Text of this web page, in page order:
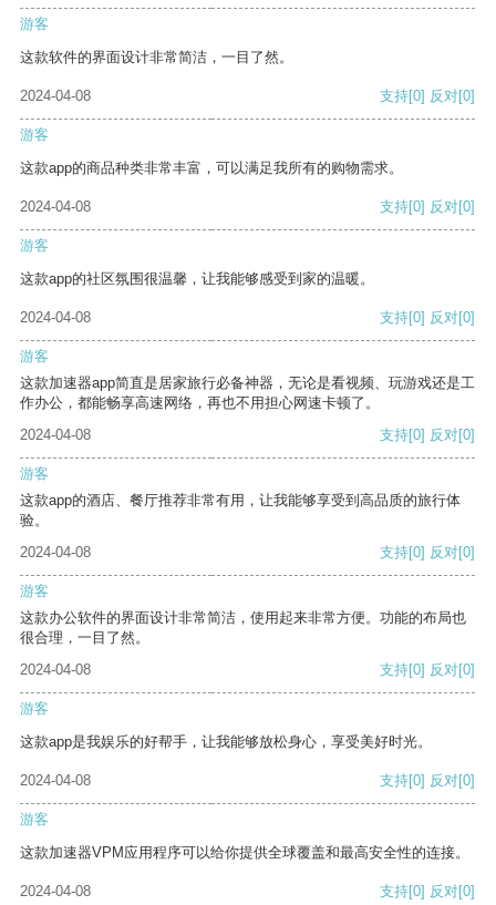
游客
这款软件的界面设计非常简洁，一目了然。
2024-04-08 支持[0] 反对[0]
游客
这款app的商品种类非常丰富，可以满足我所有的购物需求。
2024-04-08 支持[0] 反对[0]
游客
这款app的社区氛围很温馨，让我能够感受到家的温暖。
2024-04-08 支持[0] 反对[0]
游客
这款加速器app简直是居家旅行必备神器，无论是看视频、玩游戏还是工
作办公，都能畅享高速网络，再也不用担心网速卡顿了。
2024-04-08
支持[0] 反对[0]
游客
这款app的酒店、餐厅推荐非常有用，让我能够享受到高品质的旅行体
验。
2024-04-08
支持[0] 反对[0]
游客
这款办公软件的界面设计非常简洁，使用起来非常方便。功能的布局也
很合理，一目了然。
2024-04-08
支持[0] 反对[0]
游客
这款app是我娱乐的好帮手，让我能够放松身心，享受美好时光。
2024-04-08 支持[0] 反对[0]
游客
这款加速器VPM应用程序可以给你提供全球覆盖和最高安全性的连接。
2024-04-08 支持[0] 反对[0]